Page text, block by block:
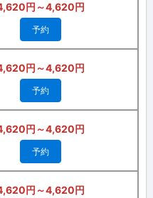
円～4,620円
予約
円～4,620円
予約
円～4,620円
予約
円～4,620円